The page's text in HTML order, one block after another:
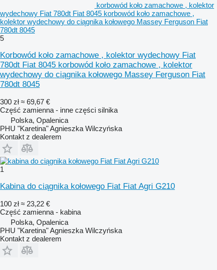
korbowód koło zamachowe , kolektor
wydechowy Fiat 780dt Fiat 8045 korbowód koło zamachowe ,
kolektor wydechowy do ciągnika kołowego Massey Ferguson Fiat
780dt 8045
5
Korbowód koło zamachowe , kolektor wydechowy Fiat
780dt Fiat 8045 korbowód koło zamachowe , kolektor
wydechowy do ciągnika kołowego Massey Ferguson Fiat
780dt 8045
300 zł ≈ 69,67 €
Część zamienna - inne części silnika
Polska, Opalenica
PHU "Karetina" Agnieszka Wilczyńska
Kontakt z dealerem
1
Kabina do ciągnika kołowego Fiat Fiat Agri G210
100 zł ≈ 23,22 €
Część zamienna - kabina
Polska, Opalenica
PHU "Karetina" Agnieszka Wilczyńska
Kontakt z dealerem